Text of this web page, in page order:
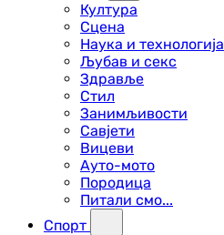
Култура
Сцена
Наука и технологија
Љубав и секс
Здравље
Стил
Занимљивости
Савјети
Вицеви
Ауто-мото
Породица
Питали смо...
Спорт